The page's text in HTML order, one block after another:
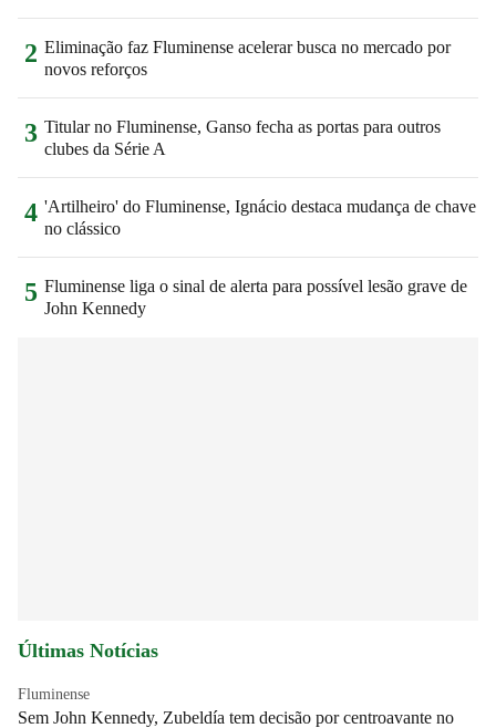
2 Eliminação faz Fluminense acelerar busca no mercado por
novos reforços
3 Titular no Fluminense, Ganso fecha as portas para outros
clubes da Série A
4 'Artilheiro' do Fluminense, Ignácio destaca mudança de chave
no clássico
5 Fluminense liga o sinal de alerta para possível lesão grave de
John Kennedy
Últimas Notícias
Fluminense
Sem John Kennedy, Zubeldía tem decisão por centroavante no